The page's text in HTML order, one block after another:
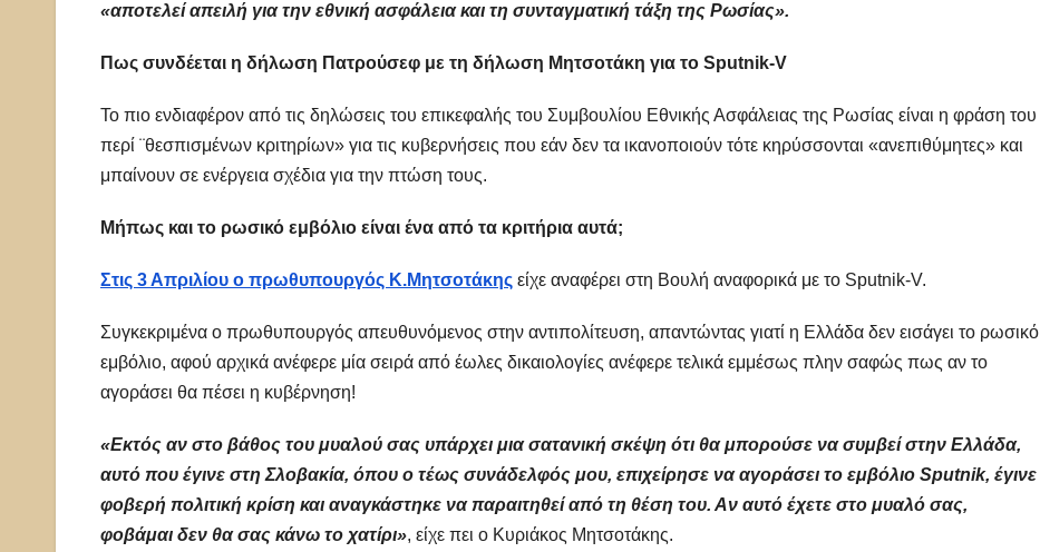
«αποτελεί απειλή για την εθνική ασφάλεια και τη συνταγματική τάξη της Ρωσίας».
Πως συνδέεται η δήλωση Πατρούσεφ με τη δήλωση Μητσοτάκη για το Sputnik-V
Το πιο ενδιαφέρον από τις δηλώσεις του επικεφαλής του Συμβουλίου Εθνικής Ασφάλειας της Ρωσίας είναι η φράση του
περί ¨θεσπισμένων κριτηρίων» για τις κυβερνήσεις που εάν δεν τα ικανοποιούν τότε κηρύσσονται «ανεπιθύμητες» και
μπαίνουν σε ενέργεια σχέδια για την πτώση τους.
Μήπως και το ρωσικό εμβόλιο είναι ένα από τα κριτήρια αυτά;
Στις 3 Απριλίου ο πρωθυπουργός Κ.Μητσοτάκης είχε αναφέρει στη Βουλή αναφορικά με το Sputnik-V.
Συγκεκριμένα ο πρωθυπουργός απευθυνόμενος στην αντιπολίτευση, απαντώντας γιατί η Ελλάδα δεν εισάγει το ρωσικό
εμβόλιο, αφού αρχικά ανέφερε μία σειρά από έωλες δικαιολογίες ανέφερε τελικά εμμέσως πλην σαφώς πως αν το
αγοράσει θα πέσει η κυβέρνηση!
«Εκτός αν στο βάθος του μυαλού σας υπάρχει μια σατανική σκέψη ότι θα μπορούσε να συμβεί στην Ελλάδα,
αυτό που έγινε στη Σλοβακία, όπου ο τέως συνάδελφός μου, επιχείρησε να αγοράσει το εμβόλιο Sputnik, έγινε
φοβερή πολιτική κρίση και αναγκάστηκε να παραιτηθεί από τη θέση του. Αν αυτό έχετε στο μυαλό σας,
φοβάμαι δεν θα σας κάνω το χατίρι», είχε πει ο Κυριάκος Μητσοτάκης.